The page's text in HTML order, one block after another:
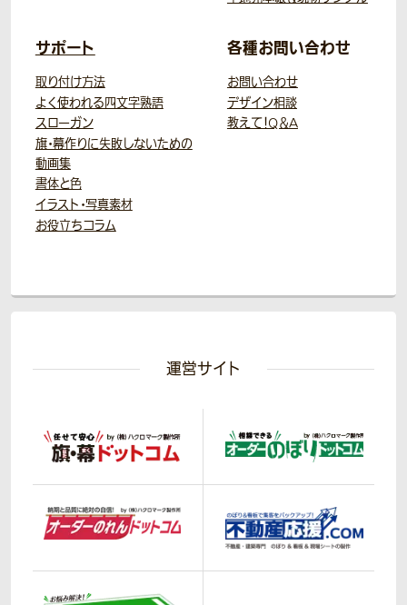
サポート
取り付け方法
よく使われる四文字熟語
スローガン
旗・幕作りに失敗しないための
動画集
書体と色
イラスト・写真素材
お役立ちコラム
各種お問い合わせ
お問い合わせ
デザイン相談
教えて！Q＆A
運営サイト